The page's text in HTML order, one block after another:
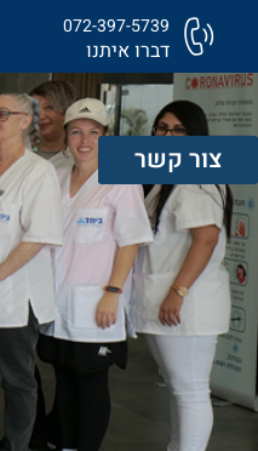
072-397-5739
דברו איתנו
צור קשר